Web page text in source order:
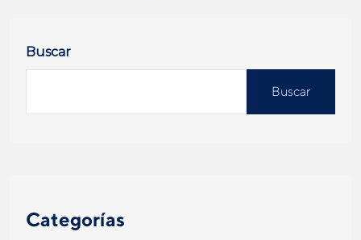
Buscar
Buscar
Categorías